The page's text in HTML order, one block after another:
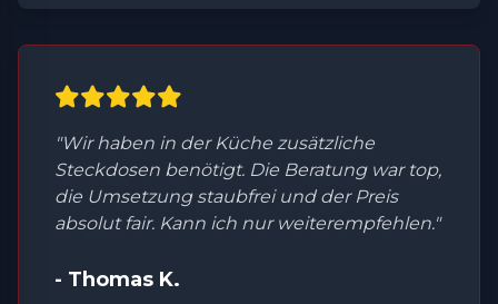
"Wir haben in der Küche zusätzliche
Steckdosen benötigt. Die Beratung war top,
die Umsetzung staubfrei und der Preis
absolut fair. Kann ich nur weiterempfehlen."
- Thomas K.